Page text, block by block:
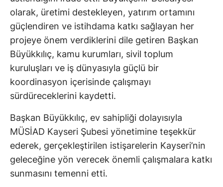
olarak, üretimi destekleyen, yatırım ortamını
güçlendiren ve istihdama katkı sağlayan her
projeye önem verdiklerini dile getiren Başkan
Büyükkılıç, kamu kurumları, sivil toplum
kuruluşları ve iş dünyasıyla güçlü bir
koordinasyon içerisinde çalışmayı
sürdüreceklerini kaydetti.
Başkan Büyükkılıç, ev sahipliği dolayısıyla
MÜSİAD Kayseri Şubesi yönetimine teşekkür
ederek, gerçekleştirilen istişarelerin Kayseri’nin
geleceğine yön verecek önemli çalışmalara katkı
sunmasını temenni etti.